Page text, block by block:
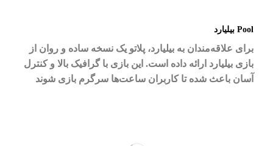
Pool بیلیارد
برای علاقه‌مندان به بیلیارد، پلاتو یک نسخه ساده و روان از
بازی بیلیارد ارائه داده است. این بازی با گرافیک بالا و کنترل
آسان باعث شده تا کاربران ساعت‌ها سرگرم بازی شوند